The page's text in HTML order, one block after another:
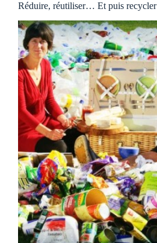
Réduire, réutiliser… Et puis recycler